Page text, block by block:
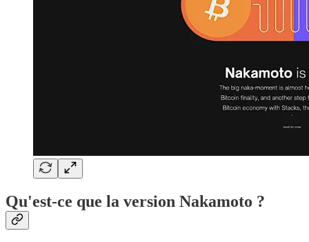
Qu'est-ce que la version Nakamoto ?